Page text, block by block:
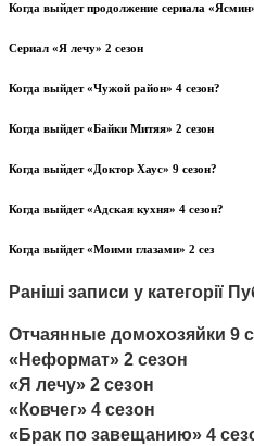
Когда выйдет продолжение сериала
Сериал «Я лечу» 2 сезон
Когда выйдет «Чужой район» 4 сезон?
Когда выйдет «Байки Митяя» 2 сезон
Когда выйдет «Доктор Хаус» 9 сезон?
Когда выйдет «Адская кухня» 4 сезон?
Когда выйдет «Моими глазами» 2 сез
Раніші записи у категорії
Отчаянные домохозяйки 9
«Неформат» 2 сезон
«Я лечу» 2 сезон
«Ковчег» 4 сезон
«Брак по завещанию» 4